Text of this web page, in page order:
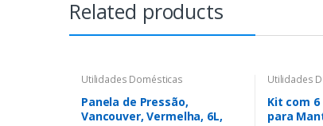
Related products
Utilidades Domésticas
Panela de Pressão,
Vancouver, Vermelha, 6L,
Utilidades
Kit com
para